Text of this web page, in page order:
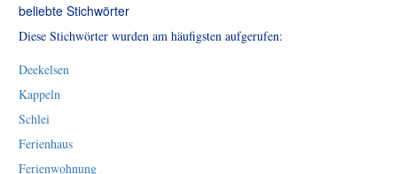
beliebte Stichwörter
Diese Stichwörter wurden am häufigsten aufgerufen:
Deekelsen
Kappeln
Schlei
Ferienhaus
Ferienwohnung